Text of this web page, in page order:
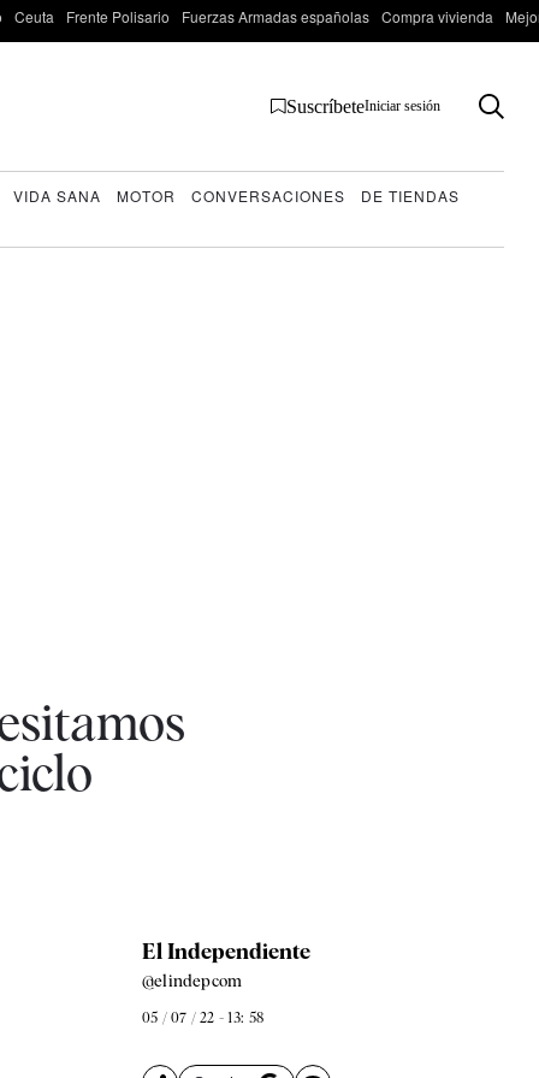
Ceuta Frente Polisario Fuerzas Armadas españolas Compra vivienda
SuscríbeteIniciar sesión
VIDA SANA MOTOR CONVERSACIONES
DE TIENDAS
El Independiente
@elindepcom
05 / 07 / 22 - 13: 58